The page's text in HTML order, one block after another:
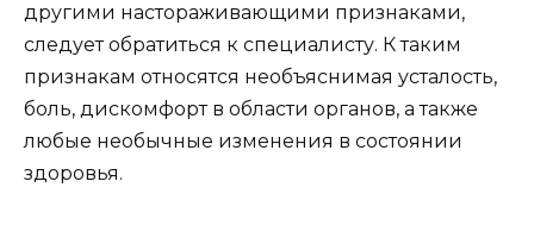
другими настораживающими признаками,
следует обратиться к специалисту. К таким
признакам относятся необъяснимая усталость,
боль, дискомфорт в области органов, а также
любые необычные изменения в состоянии
здоровья.